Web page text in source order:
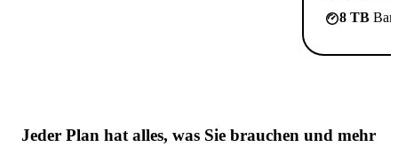
8 TB
Jeder Plan hat alles, was Sie brauchen und mehr